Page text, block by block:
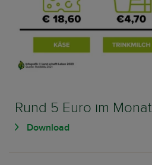
Rund 5 Euro im
Download